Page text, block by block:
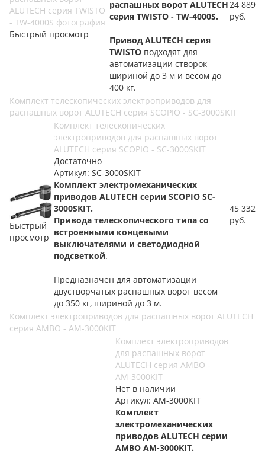
Быстрый просмотр
распашных ворот ALUTECH
серия TWISTO - TW-4000S.
Привод ALUTECH серия
TWISTO подходят для
автоматизации створок
шириной до 3 м и весом до
400 кг.
24 889
руб.
Комплект телескопических электроприводов для
распашных ворот ALUTECH серия SCOPIO - SC-3000SKIT
Быстрый
просмотр
Комплект телескопических
электроприводов для распашных ворот
ALUTECH серия SCOPIO - SC-3000SKIT
Достаточно
Артикул: SC-3000SKIT
Комплект электромеханических
приводов ALUTECH серии SCOPIO SC-
3000SKIT.
Привода телескопического типа со
встроенными концевыми
выключателями и светодиодной
подсветкой.
Предназначен для автоматизации
двустворчатых распашных ворот весом
до 350 кг, шириной до 3 м.
45 332
руб.
Комплект электроприводов для распашных ворот ALUTECH
серия AMBO - AM-3000KIT
Комплект электроприводов
для распашных ворот
ALUTECH серия AMBO -
AM-3000KIT
Нет в наличии
Артикул: AM-3000KIT
Комплект
электромеханических
приводов ALUTECH серии
AMBO AM-3000KIT.